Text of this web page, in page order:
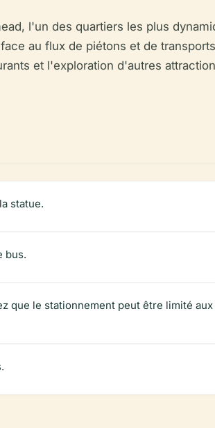
l'un des quartiers les plus
au flux de piétons et de
et l'exploration d'autres
statue.
bus.
que le stationnement peut être limité